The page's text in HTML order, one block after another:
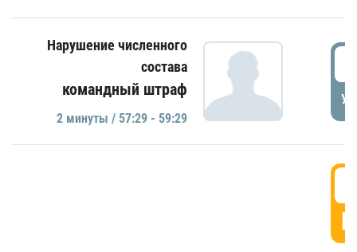
Нарушение численного
состава
командный штраф
2 минуты / 57:29 - 59:29